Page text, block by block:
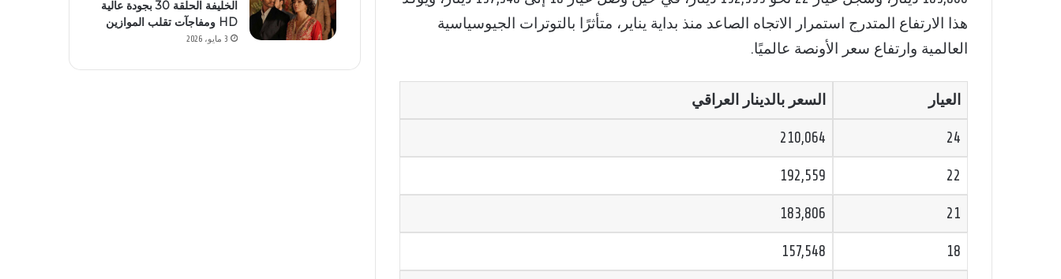
هذا الارتفاع المتدرج استمرار الاتجاه الصاعد منذ بداية يناير، متأثرًا بالتوترات الجيوسياسية
العالمية وارتفاع سعر الأونصة عالميًا.
العيار السعر بالدينار العراقي
24
210,064
22
192,559
21
183,806
18
157,548
الخليفة الحلقة 30 بجودة عالية
HD ومفاجآت تقلب الموازين
3 مايو، 2026